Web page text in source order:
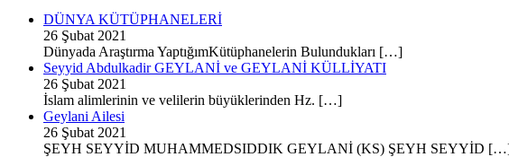
DÜNYA KÜTÜPHANELERİ
26 Şubat 2021
Dünyada Araştırma YaptığımKütüphanelerin Bulundukları […]
Seyyid Abdulkadir GEYLANİ ve GEYLANİ KÜLLİYATI
26 Şubat 2021
İslam alimlerinin ve velilerin büyüklerinden Hz. […]
Geylani Ailesi
26 Şubat 2021
ŞEYH SEYYİD MUHAMMEDSIDDIK GEYLANİ (KS) ŞEYH SEYYİD